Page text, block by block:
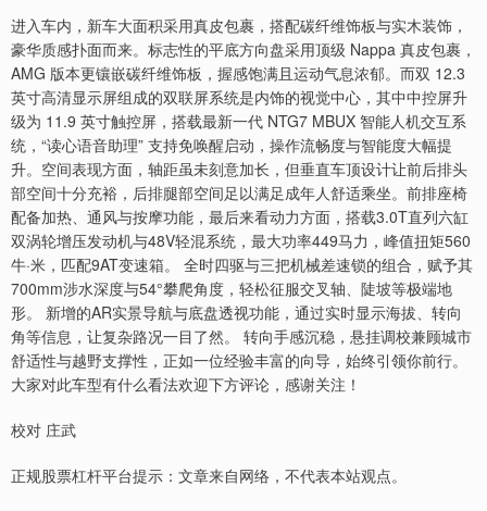
进入车内，新车大面积采用真皮包裹，搭配碳纤维饰板与实木装饰，
豪华质感扑面而来。标志性的平底方向盘采用顶级 Nappa 真皮包裹，
AMG 版本更镶嵌碳纤维饰板，握感饱满且运动气息浓郁。而双 12.3
英寸高清显示屏组成的双联屏系统是内饰的视觉中心，其中中控屏升
级为 11.9 英寸触控屏，搭载最新一代 NTG7 MBUX 智能人机交互系
统，“读心语音助理” 支持免唤醒启动，操作流畅度与智能度大幅提
升。空间表现方面，轴距虽未刻意加长，但垂直车顶设计让前后排头
部空间十分充裕，后排腿部空间足以满足成年人舒适乘坐。前排座椅
配备加热、通风与按摩功能，最后来看动力方面，搭载3.0T直列六缸
双涡轮增压发动机与48V轻混系统，最大功率449马力，峰值扭矩560
牛·米，匹配9AT变速箱。 全时四驱与三把机械差速锁的组合，赋予其
700mm涉水深度与54°攀爬角度，轻松征服交叉轴、陡坡等极端地
形。 新增的AR实景导航与底盘透视功能，通过实时显示海拔、转向
角等信息，让复杂路况一目了然。 转向手感沉稳，悬挂调校兼顾城市
舒适性与越野支撑性，正如一位经验丰富的向导，始终引领你前行。
大家对此车型有什么看法欢迎下方评论，感谢关注！
校对 庄武
正规股票杠杆平台提示：文章来自网络，不代表本站观点。